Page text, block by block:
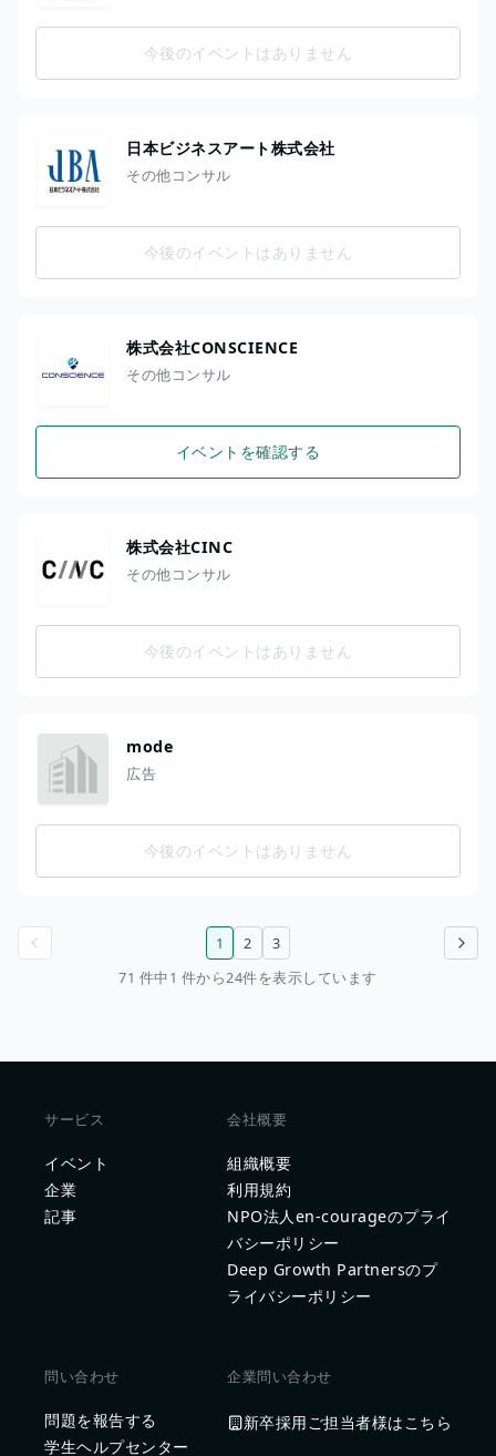
今後のイベントはありません
日本ビジネスアート株式会社
その他コンサル
今後のイベントはありません
株式会社CONSCIENCE
その他コンサル
イベントを確認する
株式会社CINC
その他コンサル
今後のイベントはありません
mode
広告
今後のイベントはありません
次のページ
1 2
3
71 件中1 件から24件を表示しています
サービス
イベント
企業
記事
会社概要
組織概要
利用規約
NPO法人en-courageのプライ
バシーポリシー
Deep Growth Partnersのプ
ライバシーポリシー
問い合わせ
問題を報告する
学生ヘルプセンター
企業問い合わせ
新卒採用ご担当者様はこちら